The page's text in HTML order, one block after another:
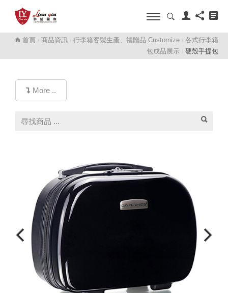
首頁 商品資訊 行李箱客製生產、禮贈品 Customize
各式行李箱
包成品展示
硬殼手提包
More ..